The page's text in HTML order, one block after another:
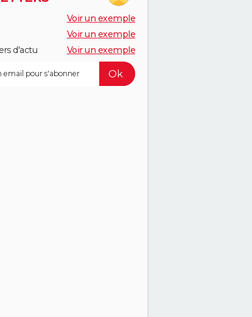
Voir un exemple
Voir un exemple
d'actu
Voir un exemple